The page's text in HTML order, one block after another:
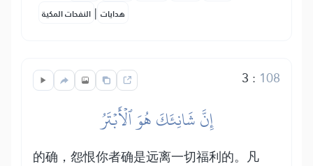
النفحات المكية | هدايات
3 : 108
إِنَّ شَانِئَكَ هُوَ ٱلۡأَبۡتَرُ
的确，怨恨你者确是远离一切福利的。凡